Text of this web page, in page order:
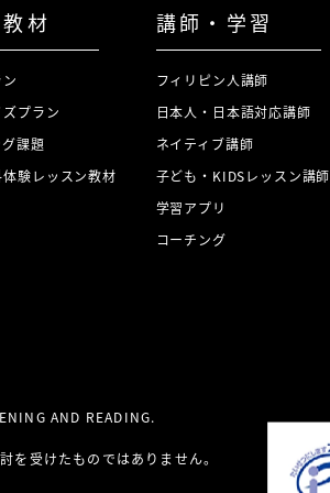
材
プラン
課題
験レッスン教材
講師・学習
フィリピン人講師
日本人・日本語対応講師
ネイティブ講師
子ども・KIDSレッスン講師
学習アプリ
コーチング
AND READING.
を受けたものではありません。